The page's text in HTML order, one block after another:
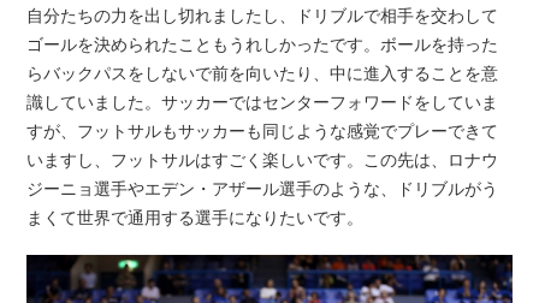
自分たちの力を出し切れましたし、ドリブルで相手を交わして
ゴールを決められたこともうれしかったです。ボールを持った
らバックパスをしないで前を向いたり、中に進入することを意
識していました。サッカーではセンターフォワードをしていま
すが、フットサルもサッカーも同じような感覚でプレーできて
いますし、フットサルはすごく楽しいです。この先は、ロナウ
ジーニョ選手やエデン・アザール選手のような、ドリブルがう
まくて世界で通用する選手になりたいです。